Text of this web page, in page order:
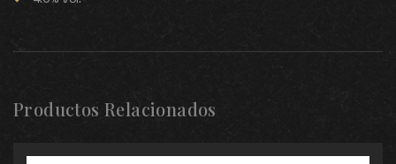
Productos Relacionados